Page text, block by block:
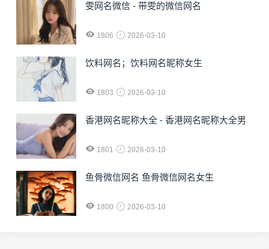
雯网名微信 - 带雯的微信网名
1806 2026-03-10
饮料网名；饮料网名昵称女生
1803 2026-03-10
香港网名昵称大全 - 香港网名昵称大全男
1801 2026-03-10
鱼骨微信网名 鱼骨微信网名女生
1800 2026-03-10